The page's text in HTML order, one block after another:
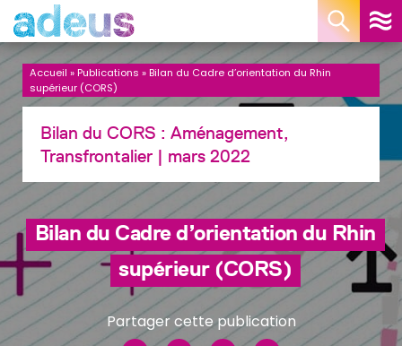
Accueil »Publications »Bilan du Cadre d’orientation du Rhin
supérieur (CORS)
Bilan du CORS : Aménagement,
Transfrontalier | mars 2022
Bilan du Cadre d’orientation du Rhin
supérieur (CORS)
Partager cette publication
Panneau de gestion des cookies